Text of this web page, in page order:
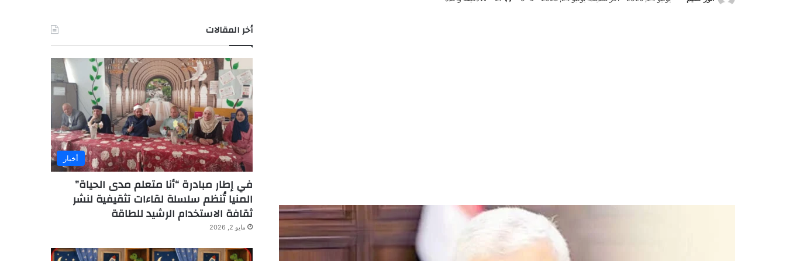
أخر المقالات
أخبار
في إطار مبادرة “أنا متعلم مدى الحياة”
المنيا تُنظم سلسلة لقاءات تثقيفية لنشر
ثقافة الاستخدام الرشيد للطاقة
مايو 2, 2026